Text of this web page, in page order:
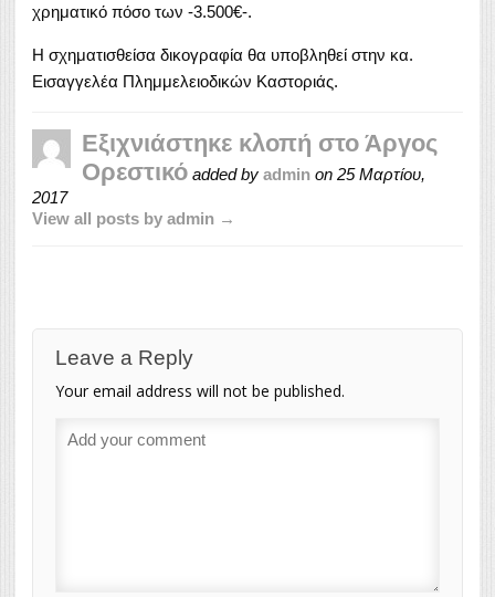
χρηματικό πόσο των -3.500€-.
Η σχηματισθείσα δικογραφία θα υποβληθεί στην κα.
Εισαγγελέα Πλημμελειοδικών Καστοριάς.
Εξιχνιάστηκε κλοπή στο Άργος
Ορεστικό added by admin on 25 Μαρτίου,
2017
View all posts by admin →
Leave a Reply
Your email address will not be published.